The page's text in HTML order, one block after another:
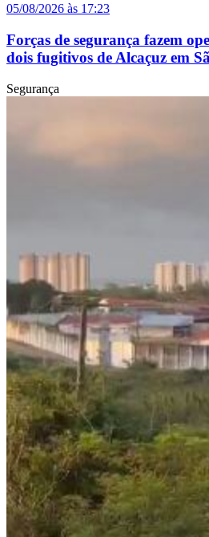
05/08/2026 às 17:23
Forças de segurança fazem
dois fugitivos de Alcaçuz em
Segurança